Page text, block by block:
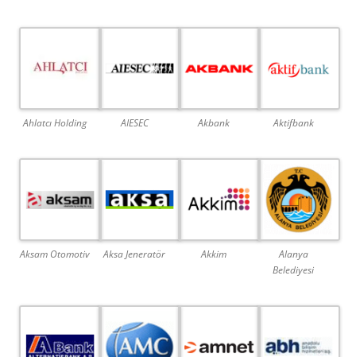
Ahlatcı Holding AIESEC Akbank Aktifbank
Aksam Otomotiv Aksa Jeneratör Akkim
Alanya
Belediyesi